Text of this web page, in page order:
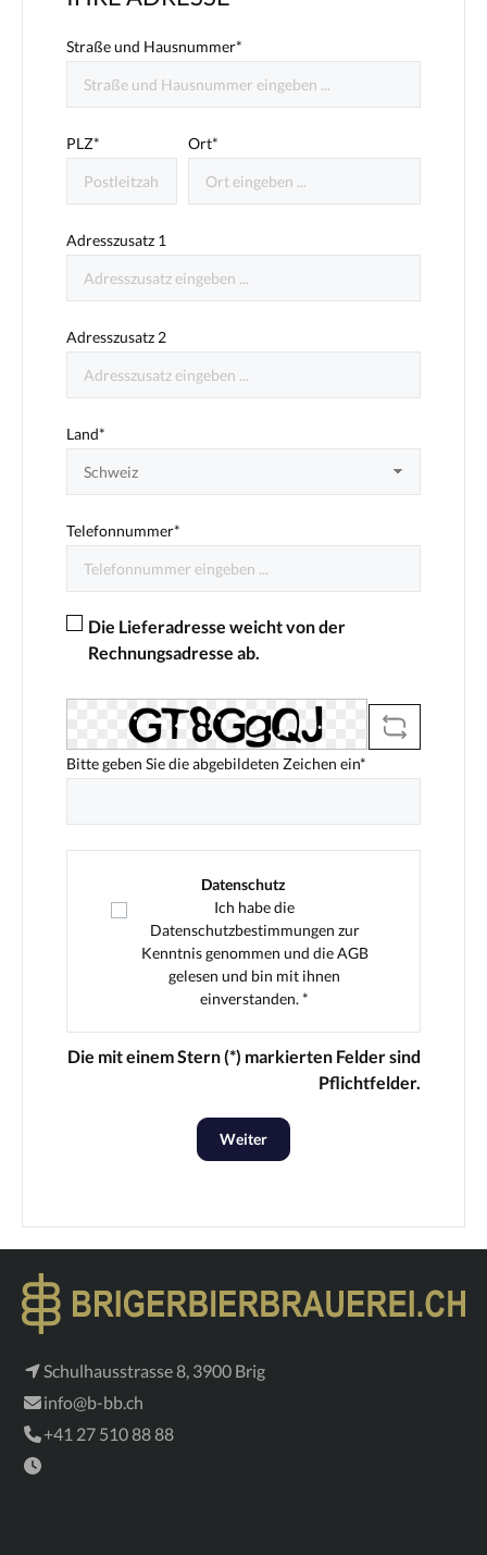
Straße und Hausnummer*
PLZ* Ort*
Adresszusatz 1
Adresszusatz 2
Land*
Telefonnummer*
Die Lieferadresse weicht von der
Rechnungsadresse ab.
Bitte geben Sie die abgebildeten Zeichen ein*
Datenschutz
Ich habe die
Datenschutzbestimmungen zur
Kenntnis genommen und dieAGB
gelesen und bin mit ihnen
einverstanden. *
Die mit einem Stern (*) markierten Felder sind
Pflichtfelder.
Weiter
Schulhausstrasse 8, 3900 Brig
info@b-bb.ch
+41 27 510 88 88